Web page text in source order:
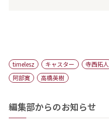
timelesz キャスター 寺西拓人
阿部寛
高橋英樹
編集部からのお知らせ